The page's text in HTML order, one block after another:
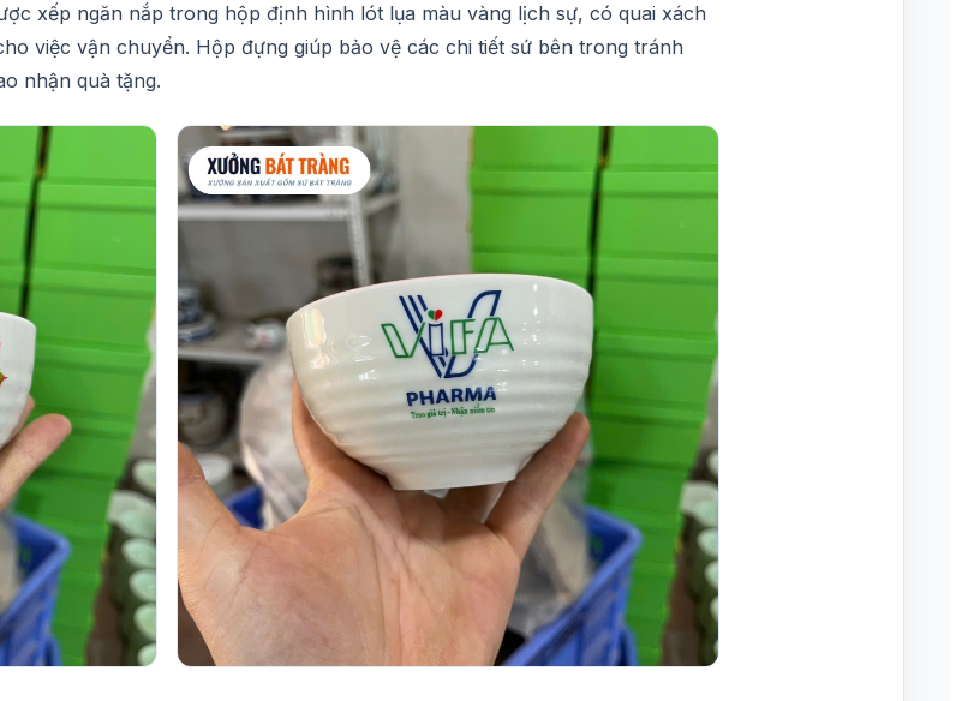
xếp ngăn nắp trong hộp định hình lót lụa màu vàng lịch sự, có quai xách
việc vận chuyển. Hộp đựng giúp bảo vệ các chi tiết sứ bên trong tránh
nhận quà tặng.